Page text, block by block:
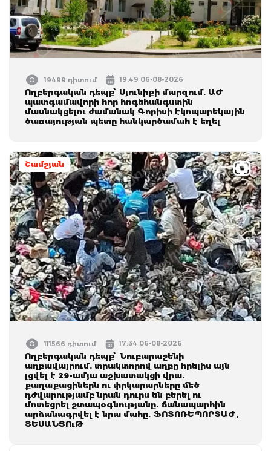
19499 դիտում 19:49 06-08-2026
Ողբերգական դեպք՝ Սյունիքի մարզում. ԱԺ
պատգամավորի հոր հոգեհանգստին
մասնակցելու ժամանակ Գորիսի էկոպարեկային
ծառայության պետը հանկարծամահ է եղել
Շամշյան
111566 դիտում 17:34 06-08-2026
Ողբերգական դեպք՝ Նուբարաշենի
աղբավայրում. տրակտորով աղբը հրելիս այն
լցվել է 29-ամյա աշխատակցի վրա.
քաղաքացիներն ու փրկարարները մեծ
դժվարությամբ նրան դուրս են բերել ու
մոտեցրել շտապօգնությանը. ճանապարհին
արձանագրվել է նրա մահը. ՖՈՏՈՌԵՊՈՐՏԱԺ,
ՏԵՍԱՆՅՈւԹ